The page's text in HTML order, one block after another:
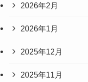
2026年2月
2026年1月
2025年12月
2025年11月